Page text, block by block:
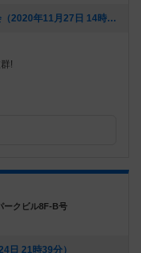
[NEW] 【スタッフ企画】ゴリラ人狼プレイ会（2020年11月27日 14時27分）
群!
ークビル8F-B号
日 21時39分）